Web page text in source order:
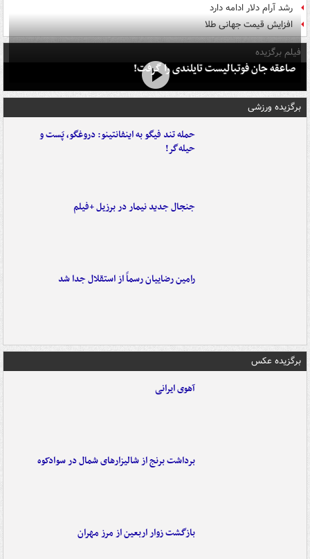
رشد آرام دلار ادامه دارد
افزایش قیمت جهانی طلا
فیلم برگزیده
صاعقه جان فوتبالیست تایلندی را گرفت!
برگزیده ورزشی
حمله تند فیگو به اینفانتینو: دروغگو، پَست‌ و
حیله‌گر!
جنجال جدید نیمار در برزیل +فیلم
رامین رضاییان رسماً از استقلال جدا شد
برگزیده عکس
آهوی ایرانی
برداشت برنج از شالیزارهای شمال در سوادکوه
بازگشت زوار اربعین از مرز مهران